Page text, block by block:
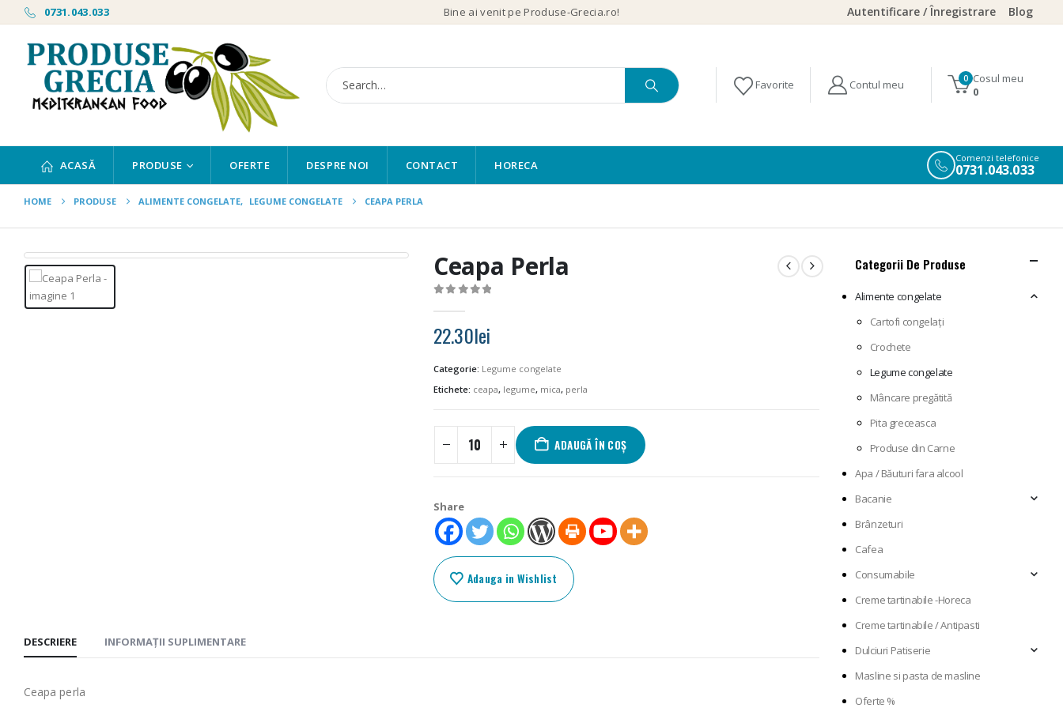
0731.043.033 Bine ai venit pe Produse-Grecia.ro! Autentificare / Înregistrare Blog
0 Cosul meu
0
ACASĂ PRODUSE OFERTE DESPRE NOI CONTACT HORECA
Comenzi telefonice
0731.043.033
HOME PRODUSE ALIMENTE CONGELATE, LEGUME CONGELATE CEAPA PERLA
Ceapa Perla
22.30lei
Categorie: Legume congelate
Etichete: ceapa, legume, mica, perla
ADAUGĂ ÎN COȘ
Share
Adauga in Wishlist
DESCRIERE INFORMAȚII SUPLIMENTARE
Ceapa perla
Categorii De Produse
Alimente congelate
Cartofi congelați
Crochete
Legume congelate
Mâncare pregătită
Pita greceasca
Produse din Carne
Apa / Băuturi fara alcool
Bacanie
Brânzeturi
Cafea
Consumabile
Creme tartinabile -Horeca
Creme tartinabile / Antipasti
Dulciuri Patiserie
Masline si pasta de masline
Oferte %